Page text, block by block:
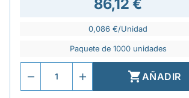
86,12 €
0,086 €/Unidad
Paquete de 1000 unidades
AÑADIR